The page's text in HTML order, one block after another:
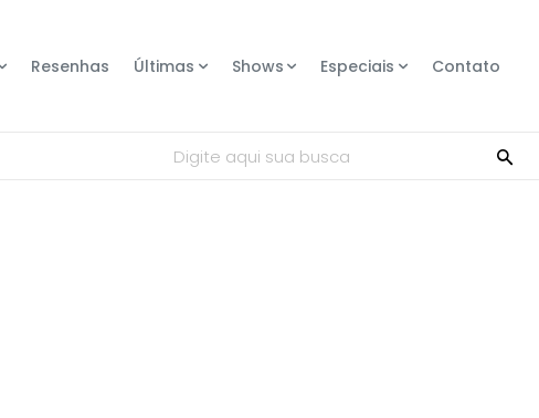
Resenhas Últimas Shows Especiais Contato
Digite aqui sua busca